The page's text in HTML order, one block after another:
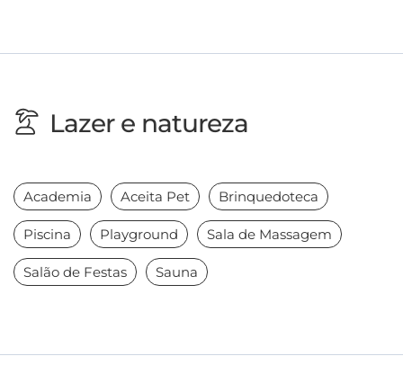
Lazer e natureza
Academia Aceita Pet Brinquedoteca
Piscina Playground Sala de Massagem
Salão de Festas Sauna